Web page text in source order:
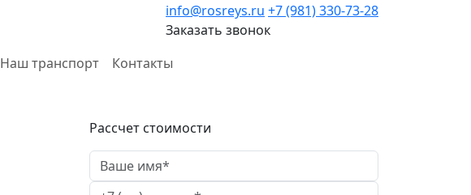
info@rosreys.ru +7 (981) 330-73-28
Заказать звонок
Наш транспорт
Контакты
Рассчет стоимости